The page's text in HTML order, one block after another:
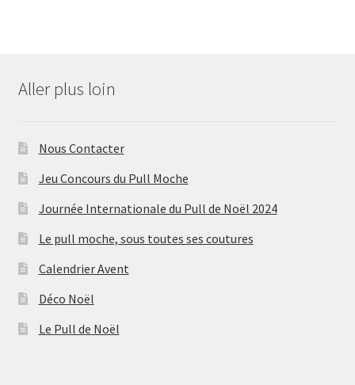
Aller plus loin
Nous Contacter
Jeu Concours du Pull Moche
Journée Internationale du Pull de Noël 2024
Le pull moche, sous toutes ses coutures
Calendrier Avent
Déco Noël
Le Pull de Noël